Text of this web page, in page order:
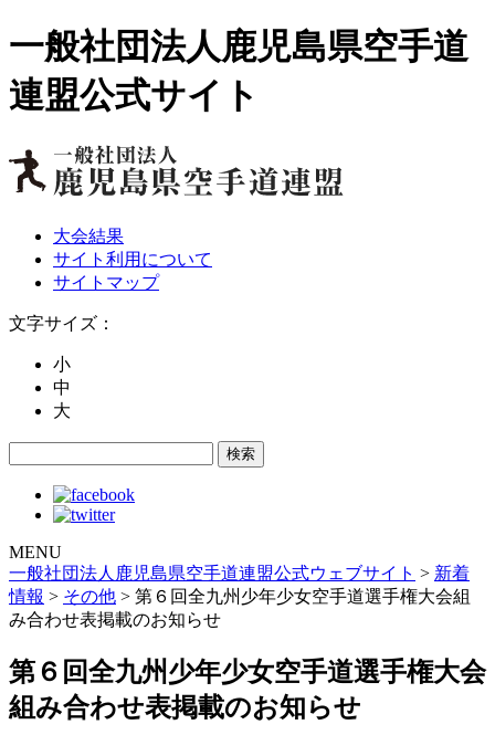
一般社団法人鹿児島県空手道
連盟公式サイト
大会結果
サイト利用について
サイトマップ
文字サイズ：
小
中
大
MENU
一般社団法人鹿児島県空手道連盟公式ウェブサイト > 新着
情報 > その他 > 第６回全九州少年少女空手道選手権大会組
み合わせ表掲載のお知らせ
第６回全九州少年少女空手道選手権大会
組み合わせ表掲載のお知らせ